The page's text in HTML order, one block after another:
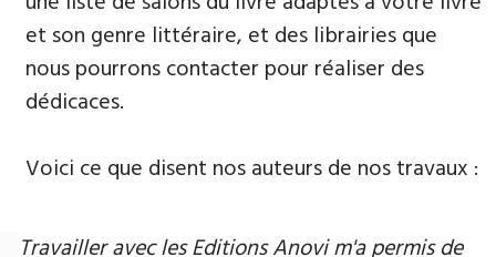
et son genre littéraire, et des librairies que
nous pourrons contacter pour réaliser des
dédicaces.
Voici ce que disent nos auteurs de nos travaux :
Travailler avec les Editions Anovi m'a permis de